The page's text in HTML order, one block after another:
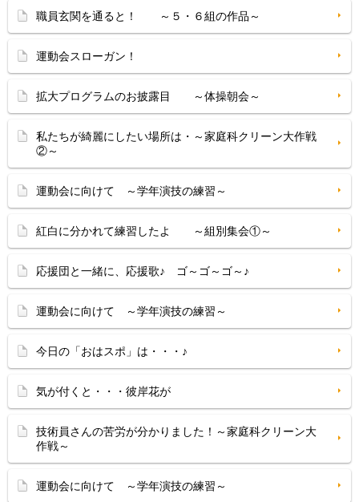
職員玄関を通ると！ ～５・６組の作品～
運動会スローガン！
拡大プログラムのお披露目 ～体操朝会～
私たちが綺麗にしたい場所は・～家庭科クリーン大作戦
②～
運動会に向けて ～学年演技の練習～
紅白に分かれて練習したよ ～組別集会①～
応援団と一緒に、応援歌♪ ゴ～ゴ～ゴ～♪
運動会に向けて ～学年演技の練習～
今日の「おはスポ」は・・・♪
気が付くと・・・彼岸花が
技術員さんの苦労が分かりました！～家庭科クリーン大
作戦～
運動会に向けて ～学年演技の練習～